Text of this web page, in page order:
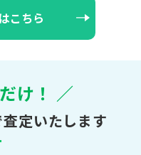
こちら
け！ ／
定いたします